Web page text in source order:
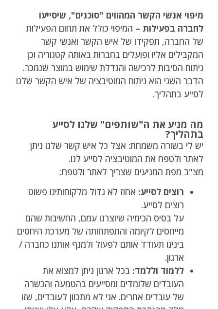
מיפוי אנשי הקשר המהווים "סוכנים", שיסייעו
לחברה בפעילות – המיפוי כולל את תחום הפעילות
של החברה, תפקידו של איש הקשר ואנשי קשר
המקבילים אליו ופועלים בחברות באותה קטגוריה וכן
ניתוח הסיבות לרכישה והגדלת שימוש במוצר שנמכר.
הדבר השני הוא ניתוח המוטיבציה של איש הקשר שלנו
לסייע בתהליך.
מה מניע את ה"שותפים" שלנו לסייע
בתהליך?
יש לי בשורה משמחת: אצל כל איש קשר שלנו ניתן
לאתר ולטפח את המוטיבציה לסייע לנו.
מצ"ב מפת המניעים שצריך לאתר ולטפח:
רוצים לסייע: אחוז לא גדול מלקוחותינו פשוט
רוצים לסייע.
על בסיס הכימיה שיוצרנו עמם, החשיבות שהם
מייחסים לקיומה והתפתחותה של מערכת היחסים
בינינו תעודד אותם לפעול ולמנף אותנו כחברה /
ארגון.
ללמוד וללמד: בכל ארגון ניתן למצוא את
העובדים שלומדים ומסייעים בהטמעה והכשרה
של עובדים אחרים. אני לא מתכוון לעובדים, שזו